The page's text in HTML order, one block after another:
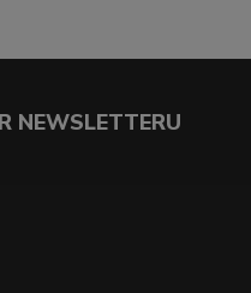
NEWSLETTERU